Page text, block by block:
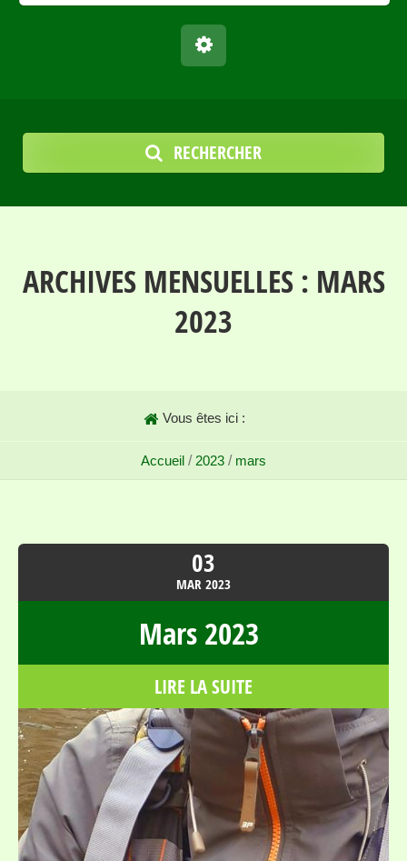
RECHERCHER
ARCHIVES MENSUELLES : MARS
2023
Vous êtes ici :
Accueil / 2023 / mars
03
MAR2023
Mars 2023
LIRE LA SUITE